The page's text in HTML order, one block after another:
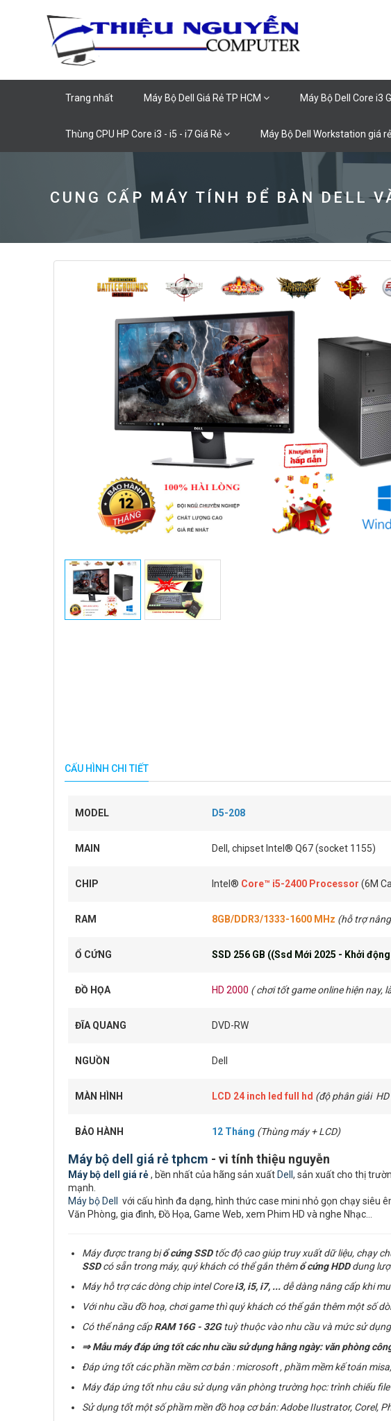
Trang nhất Máy Bộ Dell Giá Rẻ TP HCM Máy Bộ Dell Core i3
Thùng CPU HP Core i3 - i5 - i7 Giá Rẻ Máy Bộ Dell Workstation giá rẻ
CUNG CẤP MÁY TÍNH ĐỂ BÀN DELL
CẤU HÌNH CHI TIẾT
MODEL D5-208
MAIN Dell, chipset Intel® Q67 (socket 1155)
CHIP Intel® Core™ i5-2400 Processor (6M
RAM 8GB/DDR3/1333-1600 MHz (hỗ trợ
Ổ CỨNG SSD 256 GB ((Ssd Mới 2025 - Khởi
ĐỒ HỌA HD 2000 ( chơi tốt game online hiện nay,
ĐĨA QUANG DVD-RW
NGUỒN Dell
MÀN HÌNH LCD 24 inch led full hd (độ phân giải
BẢO HÀNH 12 Tháng (Thùng máy + LCD)
Máy bộ dell giá rẻ tphcm - vi tính thiệu nguyễn
Máy bộ dell giá rẻ, bền nhất của hãng sản xuất Dell , sản xuất cho thị
mạnh.
Máy bộ Dell
với cấu hình đa dạng, hình thức case mini nhỏ gọn chạy siêu
Văn Phòng, gia đình, Đồ Họa, Game Web, xem Phim HD và nghe Nhạc…
Máy được trang bịổ cứng SSDtốc độ cao giúp truy xuất dữ liệu, chạy
SSDcó sẵn trong máy, quý khách có thể gắn thêmổ cứng HDDdung
Máy hỗ trợ các dòng chip intel Corei3, i5, i7, ... dễ dàng nâng cấp khi
Với nhu cầu đồ hoạ, chơi game thì quý khách có thể gắn thêm một số
Có thể nâng cấpRAM 16G - 32Gtuỳ thuộc vào nhu cầu và mức sử
⇒Mẫu máy đáp ứng tốt các nhu cầu sử dụng hằng ngày: văn phòng
Đáp ứng tốt các phần mềm cơ bản : microsoft , phầm mềm kế toán
Máy đáp ứng tốt nhu câu sử dụng văn phòng trường học: trình chiếu
Sử dụng tốt một số phầm mền đồ hoạ cơ bản:Adobe IIustrator, Corel,